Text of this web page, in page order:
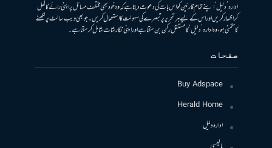
ادارہ ’دلیل‘ اپنے تمام قارئین کو اس بات کی دعوت دیتا ہے کہ وہ خود بھی مختلف مسائل پر اپنی رائے کا کھل
کر اظہار کریں اور اس کے لیے ہر تحریر پر تبصرے کی سہولت کا استعمال کریں۔ جو بھی ویب سائٹ پر لکھنے
کا متمنی ہو، وہ ادارہ ’دلیل‘ کا مستقل رکن بن سکتا ہے اور اپنی نگارشات شامل کرسکتا ہے۔
صفحات
Buy Adspace
Herald Home
ادارہ دلیل